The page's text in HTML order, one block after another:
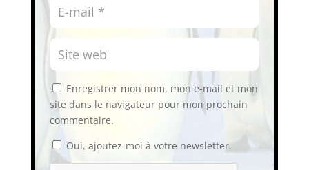
Enregistrer mon nom, mon e-mail et mon
site dans le navigateur pour mon prochain
commentaire.
Oui, ajoutez-moi à votre newsletter.